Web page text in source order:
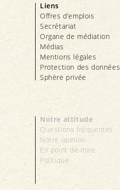
Liens
Offres d’emplois
Secrétariat
Organe de médiation
Médias
Mentions légales
Protection des données
Sphère privée
Notre attitude
Questions fréquentes
Notre opinion
En point de mire
Politique